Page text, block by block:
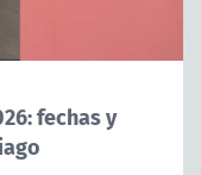
fechas y